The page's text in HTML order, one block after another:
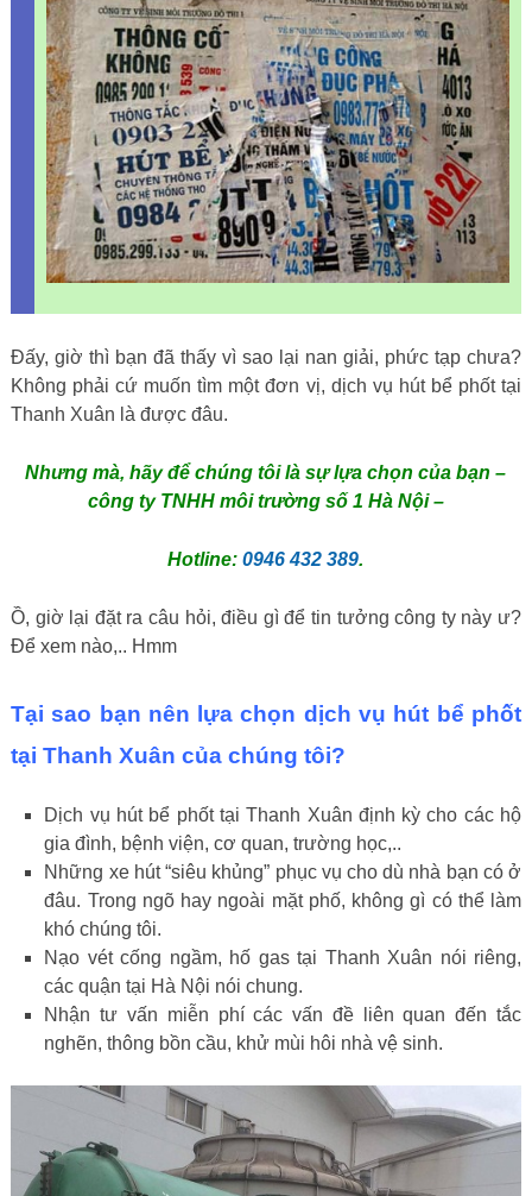
Đấy, giờ thì bạn đã thấy vì sao lại nan giải, phức tạp chưa?
Không phải cứ muốn tìm một đơn vị, dịch vụ hút bể phốt tại
Thanh Xuân là được đâu.
Nhưng mà, hãy để chúng tôi là sự lựa chọn của bạn –
công ty TNHH môi trường số 1 Hà Nội –
Hotline:0946 432 389.
Ồ, giờ lại đặt ra câu hỏi, điều gì để tin tưởng công ty này ư?
Để xem nào,.. Hmm
Tại sao bạn nên lựa chọn dịch vụ hút bể phốt
tại Thanh Xuân của chúng tôi?
Dịch vụ hút bể phốt tại Thanh Xuân định kỳ cho các hộ
gia đình, bệnh viện, cơ quan, trường học,..
Những xe hút “siêu khủng” phục vụ cho dù nhà bạn có ở
đâu. Trong ngõ hay ngoài mặt phố, không gì có thể làm
khó chúng tôi.
Nạo vét cống ngầm, hố gas tại Thanh Xuân nói riêng,
các quận tại Hà Nội nói chung.
Nhận tư vấn miễn phí các vấn đề liên quan đến tắc
nghẽn, thông bồn cầu, khử mùi hôi nhà vệ sinh.